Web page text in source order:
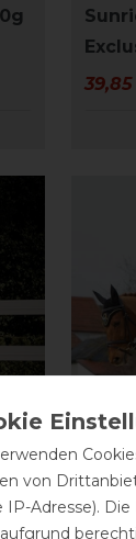
von
IP-Adresse).